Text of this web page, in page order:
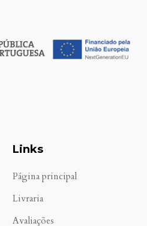
Links
Página principal
Livraria
Avaliações